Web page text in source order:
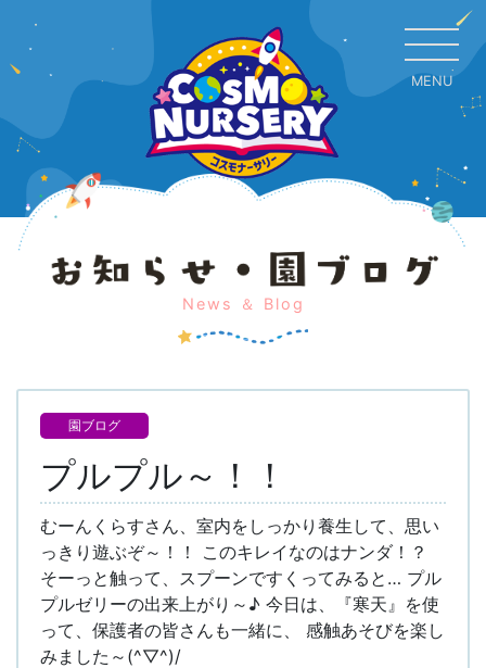
MENU
News ＆ Blog
園ブログ
プルプル～！！
むーんくらすさん、室内をしっかり養生して、思い
っきり遊ぶぞ～！！ このキレイなのはナンダ！？
そーっと触って、スプーンですくってみると… プル
プルゼリーの出来上がり～♪ 今日は、『寒天』を使
って、保護者の皆さんも一緒に、 感触あそびを楽し
みました～(^▽^)/